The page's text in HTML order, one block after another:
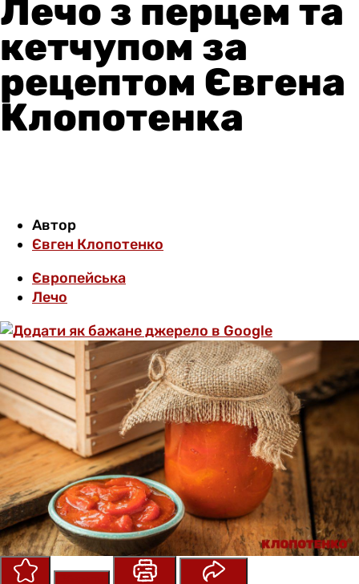
Лечо з перцем та
кетчупом за
рецептом Євгена
Клопотенка
Автор
Євген Клопотенко
Європейська
Лечо